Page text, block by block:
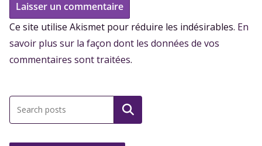
Ce site utilise Akismet pour réduire les indésirables. En
savoir plus sur la façon dont les données de vos
commentaires sont traitées.